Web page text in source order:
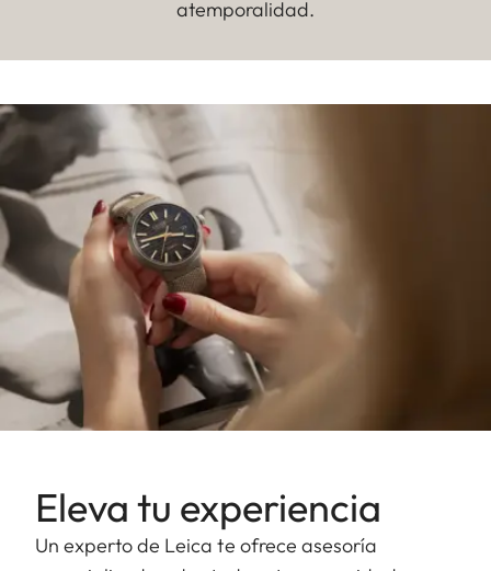
atemporalidad.
Eleva tu experiencia
Un experto de Leica te ofrece asesoría